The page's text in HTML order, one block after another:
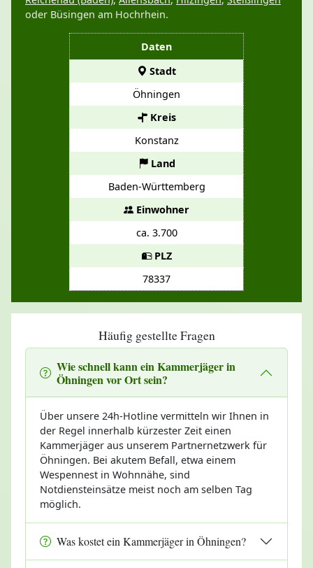
Daten
Stadt
Öhningen
Kreis
Konstanz
Land
Baden-Württemberg
Einwohner
ca. 3.700
PLZ
78337
oder Büsingen am Hochrhein.
Häufig gestellte Fragen
Wie schnell kann ein Kammerjäger in
Öhningen vor Ort sein?
Über unsere 24h-Hotline vermitteln wir Ihnen in
der Regel innerhalb kürzester Zeit einen
Kammerjäger aus unserem Partnernetzwerk für
Öhningen. Bei akutem Befall, etwa einem
Wespennest in Wohnnähe, sind
Notdiensteinsätze meist noch am selben Tag
möglich.
Was kostet ein Kammerjäger in Öhningen?